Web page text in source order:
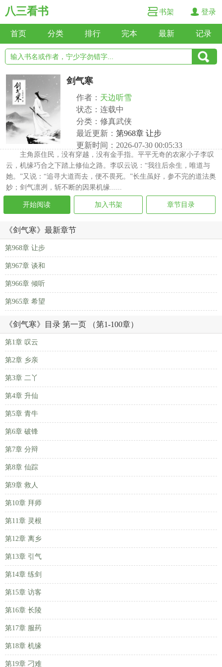
八三看书 书架 登录
首页 分类 排行 完本 最新 记录
剑气寒
作者： 天边听雪
状态：连载中
分类：修真武侠
最近更新： 第968章 让步
更新时间：2026-07-30 00:05:33
主角原住民，没有穿越，没有金手指。平平无奇的农家小子李叹
云，机缘巧合之下踏上修仙之路。李叹云说：“我往后余生，唯道与
她。”又说：“追寻大道而去，便不畏死。”长生虽好，参不完的道法奥
妙；剑气凛冽，斩不断的因果机缘......
开始阅读 加入书架 章节目录
《剑气寒》最新章节
第968章 让步
第967章 谈和
第966章 倾听
第965章 希望
《剑气寒》目录 第一页 （第1-100章）
第1章 叹云
第2章 乡亲
第3章 二丫
第4章 升仙
第5章 青牛
第6章 破锋
第7章 分辩
第8章 仙踪
第9章 救人
第10章 拜师
第11章 灵根
第12章 离乡
第13章 引气
第14章 练剑
第15章 访客
第16章 长陵
第17章 服药
第18章 机缘
第19章 刁难